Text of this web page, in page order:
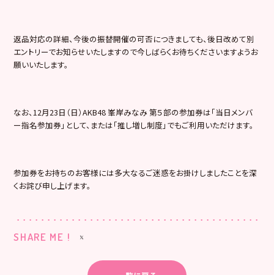
返品対応の詳細、今後の振替開催の可否につきましても、後日改めて別
エントリーでお知らせいたしますので今しばらくお待ちくださいますようお
願いいたします。
なお、12月23日（日）AKB48 峯岸みなみ 第５部の参加券は「当日メンバ
ー指名参加券」として、または「推し増し制度」でもご利用いただけます。
参加券をお持ちのお客様には多大なるご迷惑をお掛けしましたことを深
くお詫び申し上げます。
SHARE ME !